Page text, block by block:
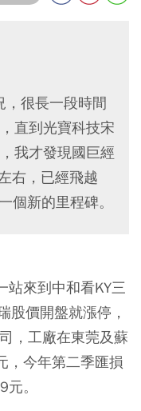
很長一段時間
直到光寶科技宋
我才發現國巨經
右，已經飛越
新的里程碑。
站來到中和看KY三
股價開盤就漲停，
，工廠在東莞及蘇
，今年第二季匯損
。